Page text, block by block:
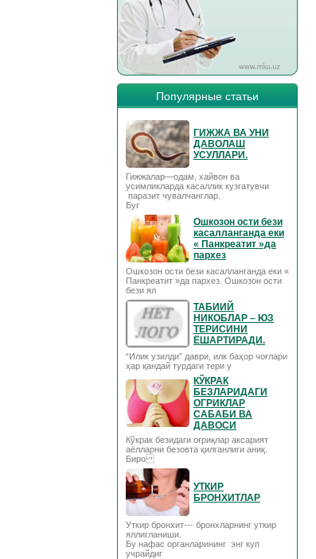
Популярные статьи
ГИЖЖА ВА УНИ
ДАВОЛАШ
УСУЛЛАРИ.
Гижжалар—одам, хайвон ва
усимликларда касаллик кузгатувчи
паразит чувалчанглар.
Буг
Ошкозон ости бези
касалланганда еки
« Панкреатит »да
пархез
Ошкозон ости бези касалланганда еки «
Панкреатит »да пархез. Ошкозон ости
бези ял
ТАБИИЙ
НИКОБЛАР – ЮЗ
ТЕРИСИНИ
ЁШАРТИРАДИ.
“Илик узилди” даври, илк баҳор чоғлари
ҳар қандай турдаги тери у
КЎКРАК
БЕЗЛАРИДАГИ
ОГРИКЛАР
САБАБИ ВА
ДАВОСИ
Кўкрак безидаги оғриқлар аксарият
аёлларни безовта қилганлиги аниқ.
Биро
УТКИР
БРОНХИТЛАР
Уткир бронхит--- бронхларнинг уткир
яллигланиши.
Бу нафас органларининг энг куп
учрайдиг